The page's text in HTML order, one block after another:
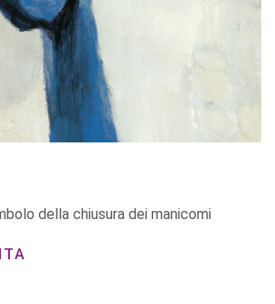
della chiusura dei manicomi